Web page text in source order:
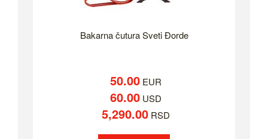
Bakarna čutura Sveti Đorde
50.00EUR
60.00USD
5,290.00RSD